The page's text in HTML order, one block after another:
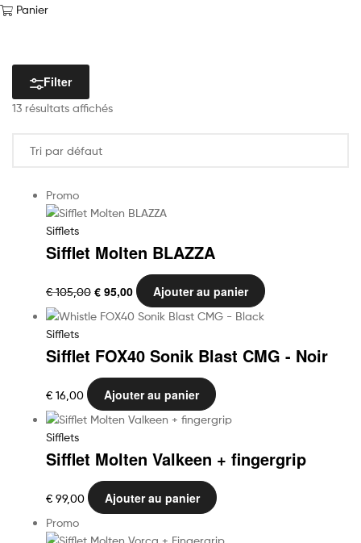
Panier
Filter
13 résultats affichés
Promo
Sifflets
Sifflet Molten BLAZZA
€105,00
prix
initial
€ 105,00.
€ 95,00
Le
prix
actuel
€ 95,00.
Ajouter au panier
Sifflets
Sifflet FOX40 Sonik Blast CMG - Noir
€ 16,00 Ajouter au panier
Sifflets
Sifflet Molten Valkeen + fingergrip
€ 99,00 Ajouter au panier
Promo